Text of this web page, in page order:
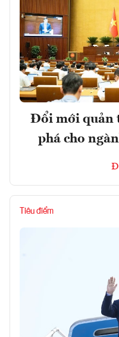
Đổi mới quản
phá cho
Tiêu điểm